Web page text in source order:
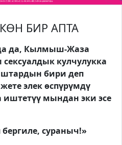
БИР АПТА
да, Кылмыш-Жаза
кулчулукка
бири деп
элек өспүрүмдү
иштетүү мындан эки эсе
сураныч!»